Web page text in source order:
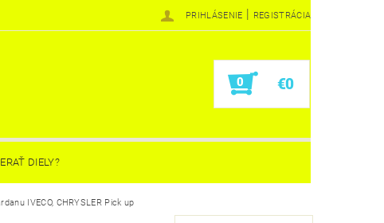
PRIHLÁSENIE | REGISTRÁCIA
0 €0
DIELY?
IVECO, CHRYSLER Pick up